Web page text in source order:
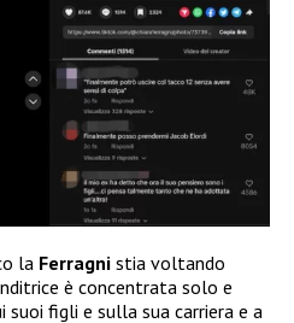
la Ferragni stia voltando
è concentrata solo e
suoi figli e sulla sua carriera e a